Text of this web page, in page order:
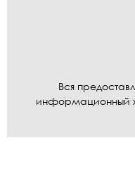
Вся
информационный